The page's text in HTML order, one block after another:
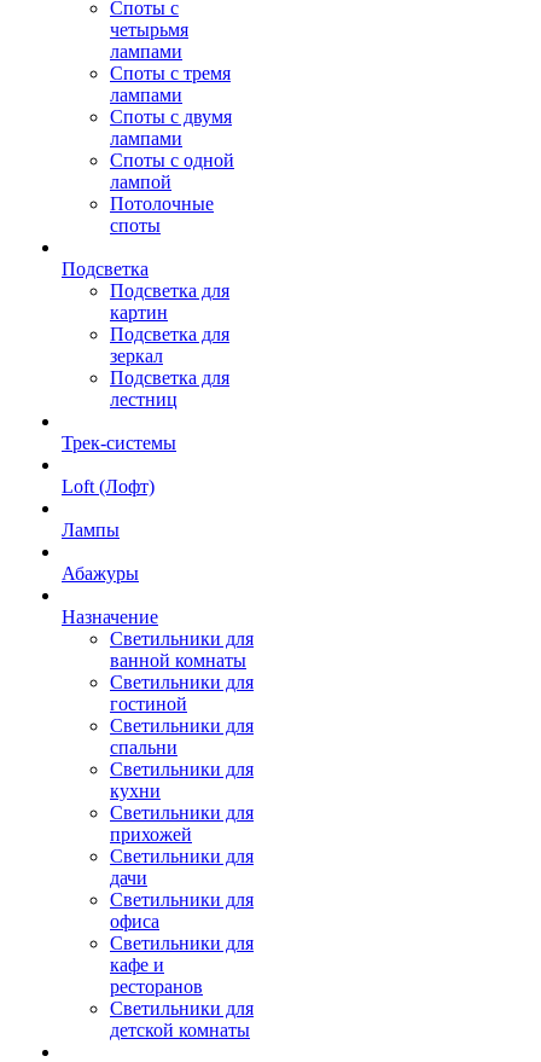
Споты с
четырьмя
лампами
Споты с тремя
лампами
Споты с двумя
лампами
Споты с одной
лампой
Потолочные
споты
Подсветка
Подсветка для
картин
Подсветка для
зеркал
Подсветка для
лестниц
Трек-системы
Loft (Лофт)
Лампы
Абажуры
Назначение
Светильники для
ванной комнаты
Светильники для
гостиной
Светильники для
спальни
Светильники для
кухни
Светильники для
прихожей
Светильники для
дачи
Светильники для
офиса
Светильники для
кафе и
ресторанов
Светильники для
детской комнаты